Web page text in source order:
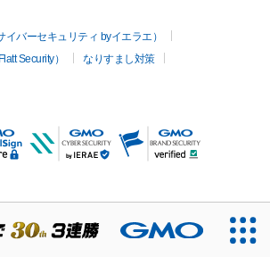
バーセキュリティ byイエラエ）
Security）
なりすまし対策